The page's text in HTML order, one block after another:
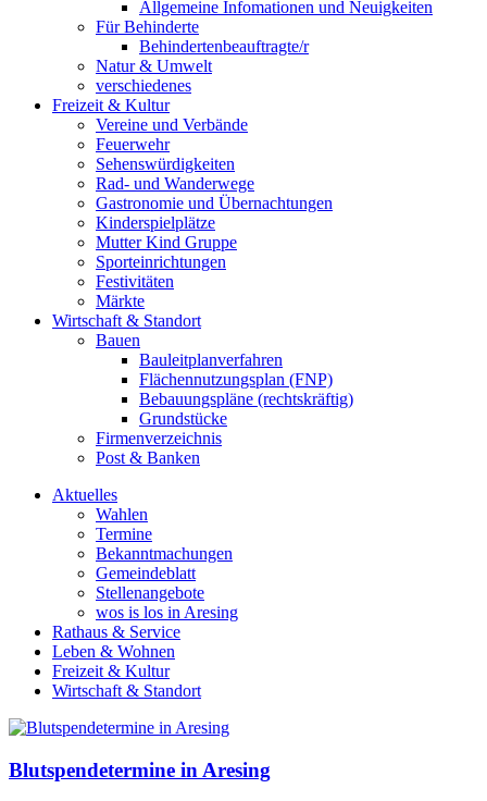
Allgemeine Infomationen und Neuigkeiten
Für Behinderte
Behindertenbeauftragte/r
Natur & Umwelt
verschiedenes
Freizeit & Kultur
Vereine und Verbände
Feuerwehr
Sehenswürdigkeiten
Rad- und Wanderwege
Gastronomie und Übernachtungen
Kinderspielplätze
Mutter Kind Gruppe
Sporteinrichtungen
Festivitäten
Märkte
Wirtschaft & Standort
Bauen
Bauleitplanverfahren
Flächennutzungsplan (FNP)
Bebauungspläne (rechtskräftig)
Grundstücke
Firmenverzeichnis
Post & Banken
Aktuelles
Wahlen
Termine
Bekanntmachungen
Gemeindeblatt
Stellenangebote
wos is los in Aresing
Rathaus & Service
Leben & Wohnen
Freizeit & Kultur
Wirtschaft & Standort
Blutspendetermine in Aresing